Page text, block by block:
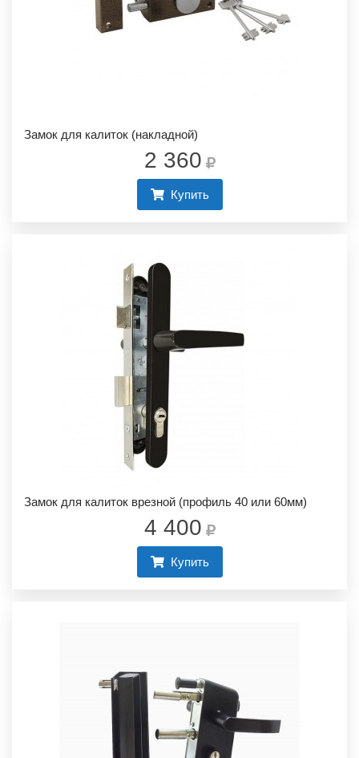
Замок для калиток (накладной)
2 360
Купить
Замок для калиток врезной (профиль 40 или 60мм)
4 400
Купить